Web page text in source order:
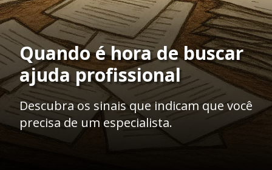
Quando é hora de buscar
ajuda profissional
Descubra os sinais que indicam que você
precisa de um especialista.